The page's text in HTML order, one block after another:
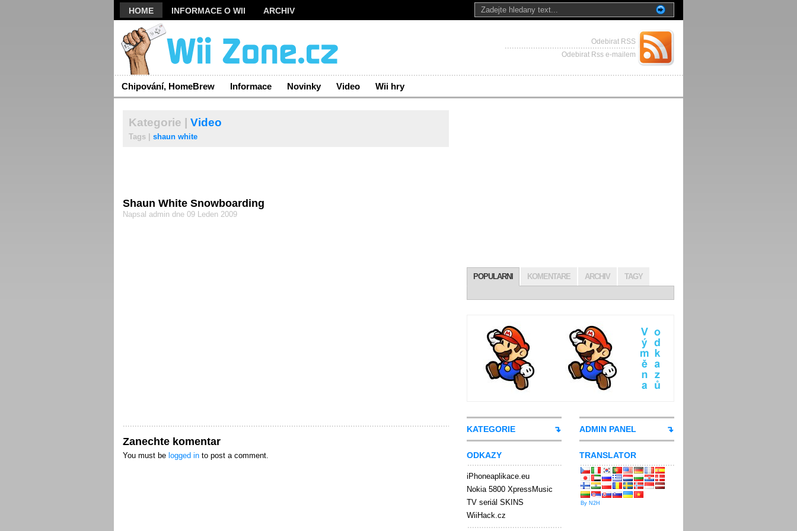
HOME INFORMACE O WII ARCHIV
Odebirat RSS
Odebirat Rss e-mailem
Chipování, HomeBrew Informace Novinky Video Wii hry
Kategorie | Video
Tags | shaun white
Shaun White Snowboarding
Napsal admin dne 09 Leden 2009
Zanechte komentar
You must be logged in to post a comment.
POPULARNI KOMENTARE ARCHIV TAGY
KATEGORIE
ODKAZY
iPhoneaplikace.eu
Nokia 5800 XpressMusic
TV seriál SKINS
WiiHack.cz
ADMIN PANEL
TRANSLATOR
By N2H